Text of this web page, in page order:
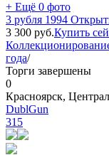
+ Ещё 0 фото
3 рубля 1994
3 300 руб.Купить
года/
Торги завершены
0
Красноярск,
DublGun
315